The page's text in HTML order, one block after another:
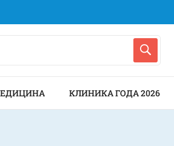
КЛИНИКА ГОДА 2026